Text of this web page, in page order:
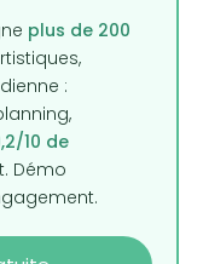
plus de 200
:
10 de
Démo